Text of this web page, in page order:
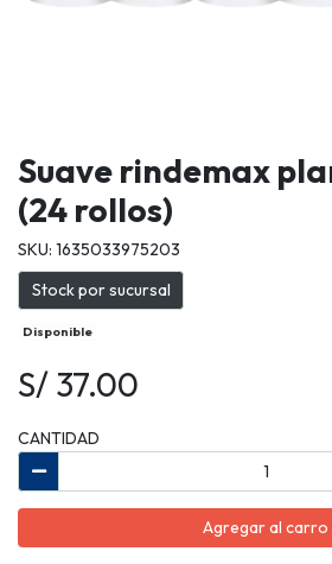
Suave rindemax
(24 rollos)
SKU: 1635033975203
Stock por sucursal
Disponible
S/ 37.00
CANTIDAD
Agregar al carro